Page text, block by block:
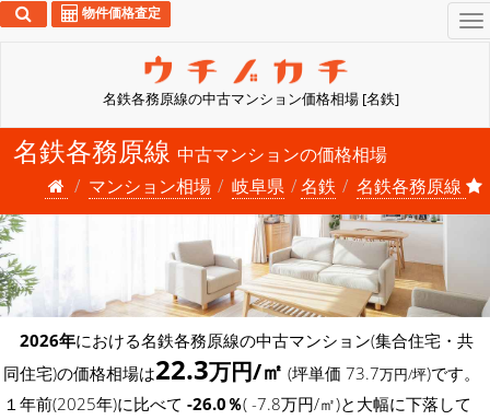
名鉄各務原線の中古マンション価格相場 [名鉄]
物件価格査定
名鉄各務原線 中古マンションの価格相場
マンション相場
岐阜県 名鉄 名鉄各務原線
2026年における名鉄各務原線の中古マンション(集合住宅・共
同住宅)の価格相場は22.3万円/㎡ (坪単価 73.7万円/坪)です。
１年前(2025年)に比べて -26.0％( -7.8万円/㎡)と大幅に下落して